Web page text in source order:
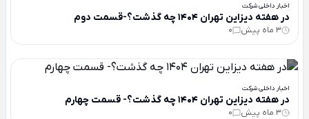
اخبار داخلی شرکت
در هفته دیزاین تهران 1404 چه گذشت؟-قسمت دوم
3 ماه پیش 0
اخبار داخلی شرکت
در هفته دیزاین تهران 1404 چه گذشت؟- قسمت چهارم
3 ماه پیش 0